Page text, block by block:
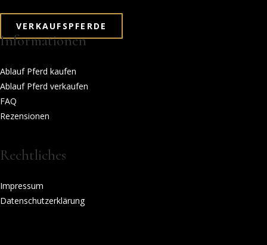
VERKAUFSPFERDE
Informationen
Ablauf Pferd kaufen
Ablauf Pferd verkaufen
FAQ
Rezensionen
Rechtliches
Impressum
Datenschutzerklärung